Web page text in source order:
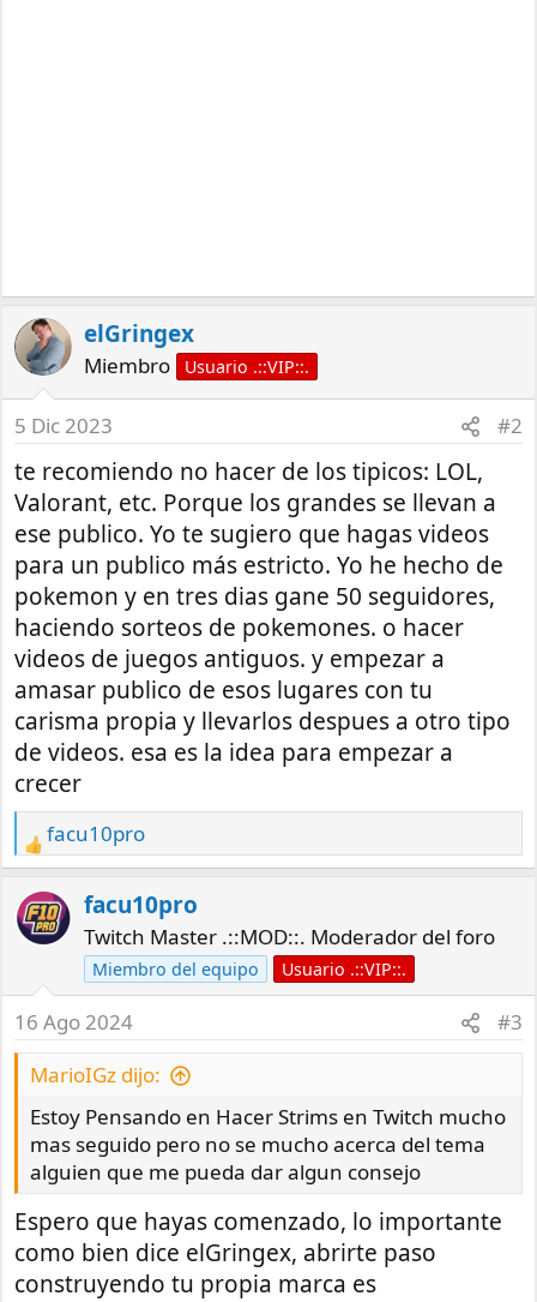
elGringex
Miembro Usuario .::VIP::.
5 Dic 2023 #2
te recomiendo no hacer de los tipicos: LOL,
Valorant, etc. Porque los grandes se llevan a
ese publico. Yo te sugiero que hagas videos
para un publico más estricto. Yo he hecho de
pokemon y en tres dias gane 50 seguidores,
haciendo sorteos de pokemones. o hacer
videos de juegos antiguos. y empezar a
amasar publico de esos lugares con tu
carisma propia y llevarlos despues a otro tipo
de videos. esa es la idea para empezar a
crecer
R
e
a
c
o
n
s
facu10pro
facu10pro
Twitch Master .::MOD::. Moderador del foro
Miembro del equipo Usuario .::VIP::.
16 Ago 2024
#3
MarioIGz dijo:
Estoy Pensando en Hacer Strims en Twitch mucho
mas seguido pero no se mucho acerca del tema
alguien que me pueda dar algun consejo
Espero que hayas comenzado, lo importante
como bien dice elGringex, abrirte paso
construyendo tu propia marca es